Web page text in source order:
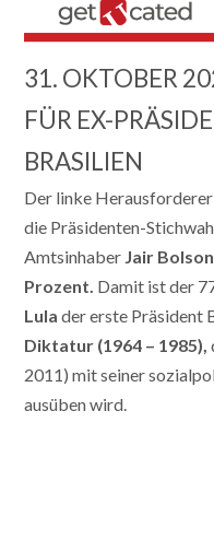
31. OKTOBER
FÜR EX-
BRASILIEN
Der linke Herausforderer
die Präsidenten-
Amtsinhaber Jair
Prozent. Damit ist der
Lula der erste Präsident
Diktatur (1964 – 1985),
2011) mit seiner
ausüben wird.